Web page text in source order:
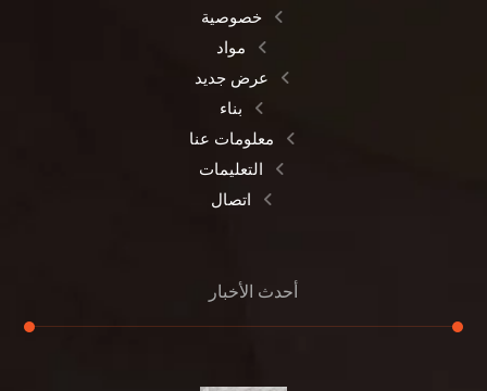
خصوصية
مواد
عرض جديد
بناء
معلومات عنا
التعليمات
اتصال
أحدث الأخبار